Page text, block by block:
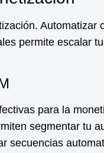
. Automatizar
permite escalar
para la
segmentar tu
secuencias